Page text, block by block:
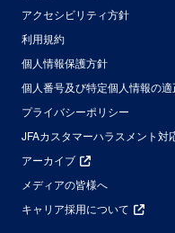
アクセシビリティ方針
利用規約
個人情報保護方針
個人番号及び特定個人情報の
プライバシーポリシー
JFAカスタマーハラスメント対
アーカイブ
メディアの皆様へ
キャリア採用について